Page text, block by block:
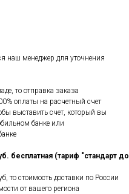
наш менеджер для уточнения
то отправка заказа
оплаты на расчетный счет
выставить счет, который вы
банке или
бесплатная (тариф "стандарт до
то стоимость доставки по России
от вашего региона